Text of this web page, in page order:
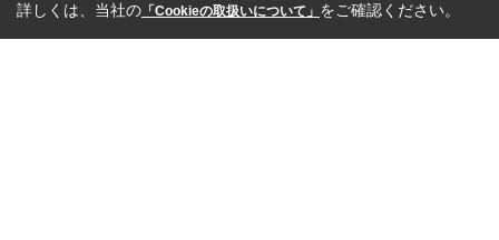
詳しくは、当社の 「Cookieの取扱いについて」 をご確認ください。